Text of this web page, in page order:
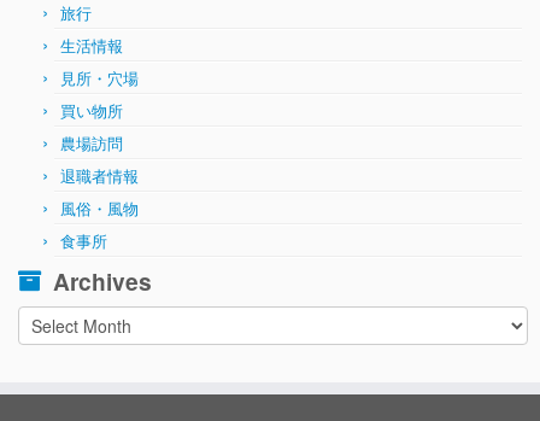
旅行
生活情報
見所・穴場
買い物所
農場訪問
退職者情報
風俗・風物
食事所
Archives
Archives